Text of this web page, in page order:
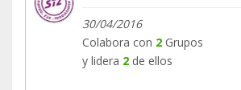
30/04/2016
Colabora con 2 Grupos
y lidera 2 de ellos